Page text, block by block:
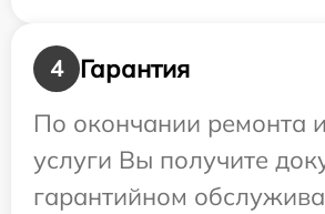
4
Гарантия
По окончании ремонта
услуги Вы получите
гарантийном